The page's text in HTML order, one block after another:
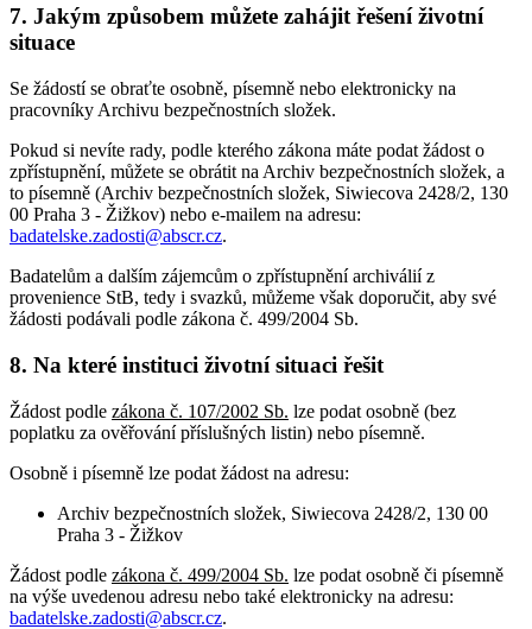
7. Jakým způsobem můžete zahájit řešení životní
situace
Se žádostí se obraťte osobně, písemně nebo elektronicky na
pracovníky Archivu bezpečnostních složek.
Pokud si nevíte rady, podle kterého zákona máte podat žádost o
zpřístupnění, můžete se obrátit na Archiv bezpečnostních složek, a
to písemně (Archiv bezpečnostních složek, Siwiecova 2428/2, 130
00 Praha 3 - Žižkov) nebo e-mailem na adresu:
badatelske.zadosti@abscr.cz.
Badatelům a dalším zájemcům o zpřístupnění archiválií z
provenience StB, tedy i svazků, můžeme však doporučit, aby své
žádosti podávali podle zákona č. 499/2004 Sb.
8. Na které instituci životní situaci řešit
Žádost podle zákona č. 107/2002 Sb. lze podat osobně (bez
poplatku za ověřování příslušných listin) nebo písemně.
Osobně i písemně lze podat žádost na adresu:
Archiv bezpečnostních složek, Siwiecova 2428/2, 130 00
Praha 3 - Žižkov
Žádost podle zákona č. 499/2004 Sb. lze podat osobně či písemně
na výše uvedenou adresu nebo také elektronicky na adresu:
badatelske.zadosti@abscr.cz.